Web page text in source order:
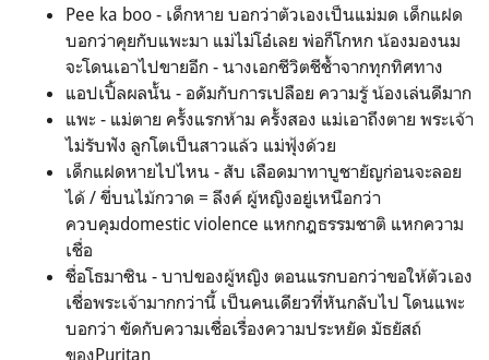
Pee ka boo - เด็กหาย บอกว่าตัวเองเป็นแม่มด เด็กแฝด
บอกว่าคุยกับแพะมา แม่ไม่โอ๋เลย พ่อก็โกหก น้องมองนม
จะโดนเอาไปขายอีก - นางเอกชีวิตชีช้ำจากทุกทิศทาง
แอปเปิ้ลผลนั้น - อดัมกับการเปลือย ความรู้ น้องเล่นดีมาก
แพะ - แม่ตาย ครั้งแรกห้าม ครั้งสอง แม่เอาถึงตาย พระเจ้า
ไม่รับฟัง ลูกโตเป็นสาวแล้ว แม่ฟุ้งด้วย
เด็กแฝดหายไปไหน - สับ เลือดมาทาบูชายัญก่อนจะลอย
ได้ / ขี่บนไม้กวาด = ลึงค์ ผู้หญิงอยู่เหนือกว่า
ควบคุมdomestic violence แหกกฎธรรมชาติ แหกความ
เชื่อ
ชื่อโธมาซิน - บาปของผู้หญิง ตอนแรกบอกว่าขอให้ตัวเอง
เชื่อพระเจ้ามากกว่านี้ เป็นคนเดียวที่หันกลับไป โดนแพะ
บอกว่า ขัดกับความเชื่อเรื่องความประหยัด มัธยัสถ์
ของPuritan